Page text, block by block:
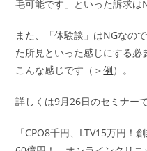
毛可能です」といった訴求は
また、「体験談」はNGなの
た所見といった感じにする必
こんな感じです（＞例）。
詳しくは9月26日のセミナー
「CPO8千円、LTV15万円！